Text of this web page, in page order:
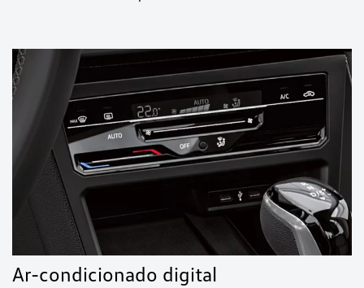
Ar-condicionado digital